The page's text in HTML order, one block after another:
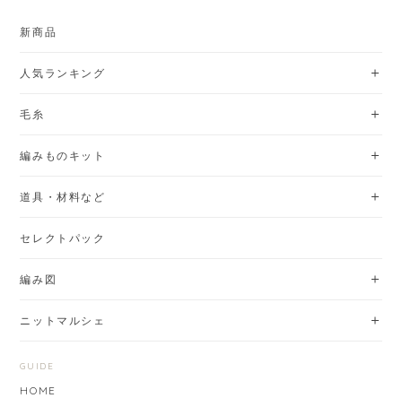
新商品
人気ランキング
毛糸
編みものキット
道具・材料など
セレクトパック
編み図
ニットマルシェ
GUIDE
HOME